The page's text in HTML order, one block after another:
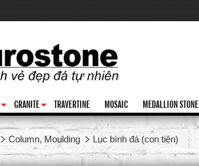
+ +
GRANITE TRAVERTINE MOSAIC MEDALLION STONE
Column, Moulding Lục bình đá (con tiện)